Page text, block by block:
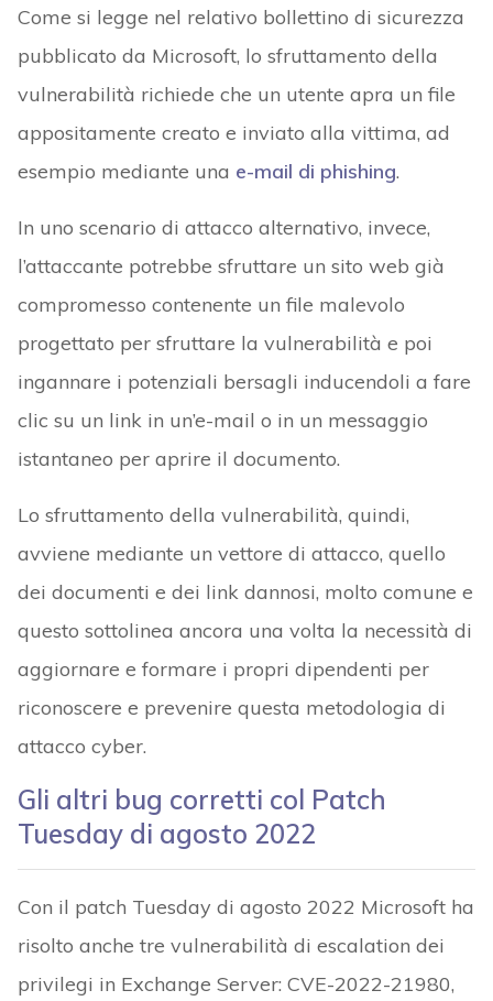
Come si legge nel relativo bollettino di sicurezza
pubblicato da Microsoft, lo sfruttamento della
vulnerabilità richiede che un utente apra un file
appositamente creato e inviato alla vittima, ad
esempio mediante una e-mail di phishing.
In uno scenario di attacco alternativo, invece,
l’attaccante potrebbe sfruttare un sito web già
compromesso contenente un file malevolo
progettato per sfruttare la vulnerabilità e poi
ingannare i potenziali bersagli inducendoli a fare
clic su un link in un’e-mail o in un messaggio
istantaneo per aprire il documento.
Lo sfruttamento della vulnerabilità, quindi,
avviene mediante un vettore di attacco, quello
dei documenti e dei link dannosi, molto comune e
questo sottolinea ancora una volta la necessità di
aggiornare e formare i propri dipendenti per
riconoscere e prevenire questa metodologia di
attacco cyber.
Gli altri bug corretti col Patch
Tuesday di agosto 2022
Con il patch Tuesday di agosto 2022 Microsoft ha
risolto anche tre vulnerabilità di escalation dei
privilegi in Exchange Server: CVE-2022-21980,